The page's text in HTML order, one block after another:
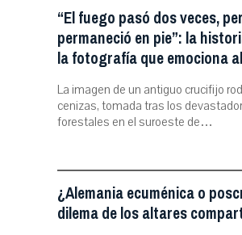
“El fuego pasó dos veces,
permaneció en pie”: la
la fotografía que emociona
La imagen de un antiguo crucifijo
cenizas, tomada tras los
forestales en el suroeste de…
¿Alemania ecuménica o
dilema de los altares